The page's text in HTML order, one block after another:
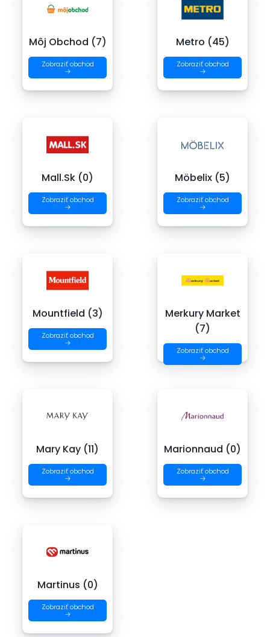
Môj Obchod (7)
Zobraziť obchod
→
Metro (45)
Zobraziť obchod
→
Mall.Sk (0)
Zobraziť obchod
→
Möbelix (5)
Zobraziť obchod
→
Mountfield (3)
Zobraziť obchod
→
Merkury Market
(7)
Zobraziť obchod
→
Mary Kay (11)
Zobraziť obchod
→
Marionnaud (0)
Zobraziť obchod
→
Martinus (0)
Zobraziť obchod
→